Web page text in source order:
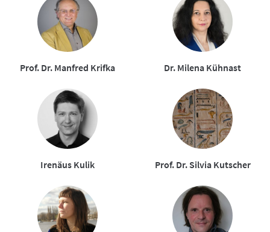
Prof. Dr. Manfred Krifka Dr. Milena Kühnast
Irenäus Kulik Prof. Dr. Silvia Kutscher